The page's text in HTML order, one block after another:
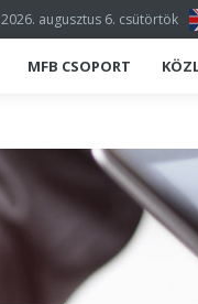
2026. augusztus 6. csütörtök
MFB CSOPORT